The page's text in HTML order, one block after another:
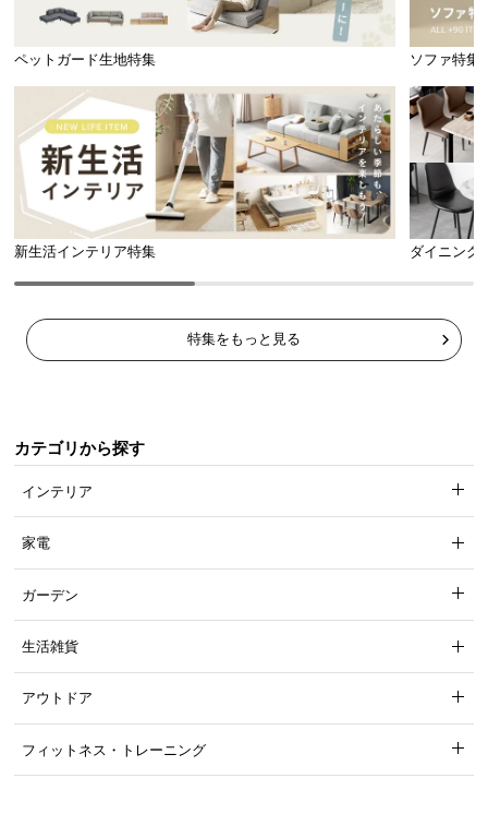
ペットガード生地特集 ソファ特集
新生活インテリア特集 ダイニング
特集をもっと見る
カテゴリから探す
インテリア
家電
ガーデン
生活雑貨
アウトドア
フィットネス・トレーニング